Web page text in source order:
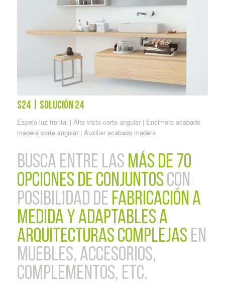
S24 | solución 24
Espejo luz frontal | Alto visto corte angular | Encimera acabado
madera corte angular | Auxiliar acabado madera
busca entre las MÁS DE 70
OPCIONES DE CONJUNTOS con
posibilidad de fabricación a
medida y adaptables a
arquitecturas complejas en
muebles, accesorios,
complementos, etc.